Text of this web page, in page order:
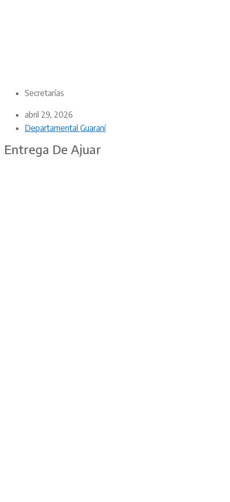
Secretarías
abril 29, 2026
Departamental Guaraní
Entrega De Ajuar